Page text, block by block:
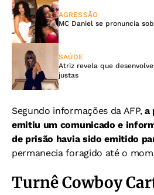
AGRESSÃO
MC Daniel se pronuncia
SAÚDE
Atriz revela que
justas
Segundo informações da AFP,a
emitiu um comunicado e
de prisão havia sido emitido
permanecia foragido até o
Turnê Cowboy